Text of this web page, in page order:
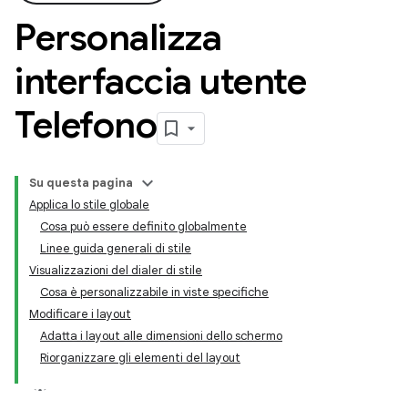
Personalizza
interfaccia utente
Telefono
Su questa pagina
Applica lo stile globale
Cosa può essere definito globalmente
Linee guida generali di stile
Visualizzazioni del dialer di stile
Cosa è personalizzabile in viste specifiche
Modificare i layout
Adatta i layout alle dimensioni dello schermo
Riorganizzare gli elementi del layout